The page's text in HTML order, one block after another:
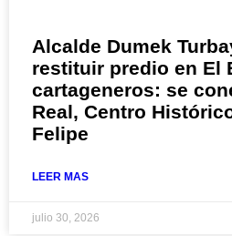
Alcalde Dumek
restituir predio en El
cartageneros: se
Real, Centro
Felipe
LEER MAS
julio 30, 2026